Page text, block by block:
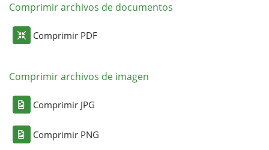
Comprimir archivos de documentos
Comprimir PDF
Comprimir archivos de imagen
Comprimir JPG
Comprimir PNG